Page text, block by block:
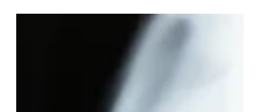
si una orden de aprehensión contra un
Gobernador con licencia temporal
ameritaba la prisión preventiva
oficiosa. El asunto es técnico, pero vale
la pena analizarlo para explicar parte